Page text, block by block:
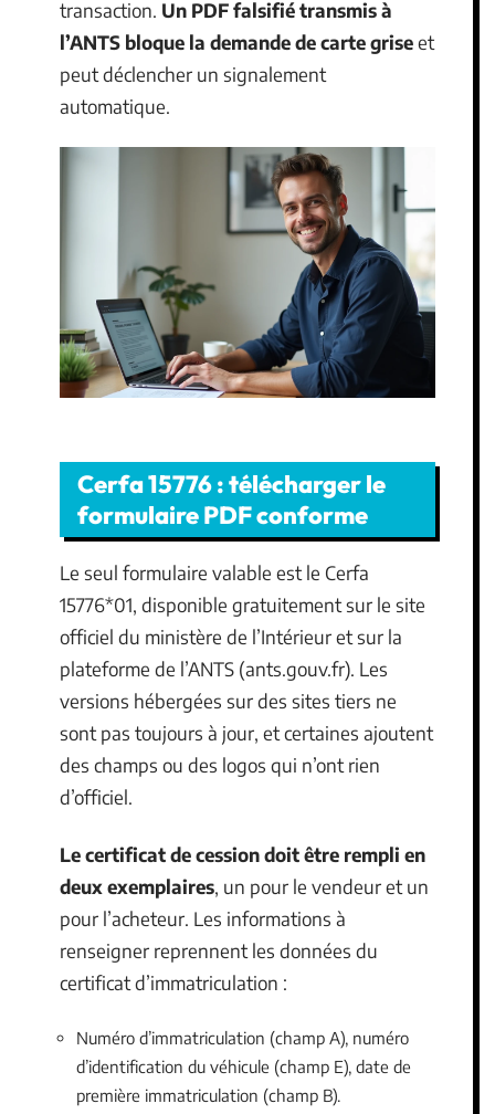
transaction. Un PDF falsifié transmis à
l’ANTS bloque la demande de carte griseet
peut déclencher un signalement
automatique.
Cerfa 15776 : télécharger le
formulaire PDF conforme
Le seul formulaire valable est le Cerfa
15776*01, disponible gratuitement sur le site
officiel du ministère de l’Intérieur et sur la
plateforme de l’ANTS (ants.gouv.fr). Les
versions hébergées sur des sites tiers ne
sont pas toujours à jour, et certaines ajoutent
des champs ou des logos qui n’ont rien
d’officiel.
Le certificat de cession doit être rempli en
deux exemplaires, un pour le vendeur et un
pour l’acheteur. Les informations à
renseigner reprennent les données du
certificat d’immatriculation :
Numéro d’immatriculation (champ A), numéro
d’identification du véhicule (champ E), date de
première immatriculation (champ B).